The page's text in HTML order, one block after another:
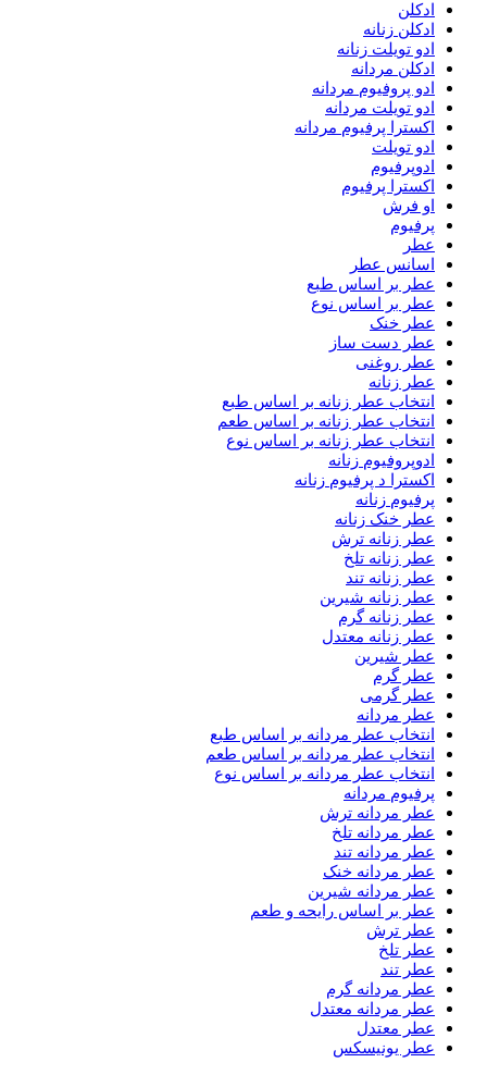
ادکلن
ادکلن زنانه
ادو تویلت زنانه
ادکلن مردانه
ادو پروفیوم مردانه
ادو تویلت مردانه
اکسترا پرفیوم مردانه
ادو تویلت
ادوپرفیوم
اکسترا پرفیوم
او فرش
پرفیوم
عطر
اسانس عطر
عطر بر اساس طبع
عطر بر اساس نوع
عطر خنک
عطر دست ساز
عطر روغنی
عطر زنانه
انتخاب عطر زنانه بر اساس طبع
انتخاب عطر زنانه بر اساس طعم
انتخاب عطر زنانه بر اساس نوع
ادوپروفیوم زنانه
اکسترا د پرفیوم زنانه
پرفیوم زنانه
عطر خنک زنانه
عطر زنانه ترش
عطر زنانه تلخ
عطر زنانه تند
عطر زنانه شیرین
عطر زنانه گرم
عطر زنانه معتدل
عطر شیرین
عطر گرم
عطر گرمی
عطر مردانه
انتخاب عطر مردانه بر اساس طبع
انتخاب عطر مردانه بر اساس طعم
انتخاب عطر مردانه بر اساس نوع
پرفیوم مردانه
عطر مردانه ترش
عطر مردانه تلخ
عطر مردانه تند
عطر مردانه خنک
عطر مردانه شیرین
عطر بر اساس رایحه و طعم
عطر ترش
عطر تلخ
عطر تند
عطر مردانه گرم
عطر مردانه معتدل
عطر معتدل
عطر یونیسکس